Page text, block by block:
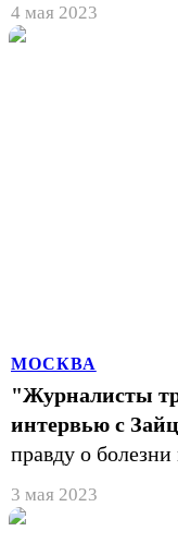
4 мая 2023
МОСКВА
"Журналисты
интервью с
правду о болезни
3 мая 2023